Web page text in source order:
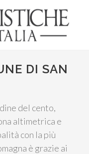
DI SAN
del cento,
altimetrica e
con la più
è grazie ai